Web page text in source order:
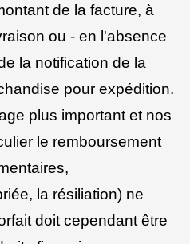
de la facture, à
ou - en l'absence
la notification de la
pour expédition.
plus important et nos
le remboursement
la résiliation) ne
doit cependant être